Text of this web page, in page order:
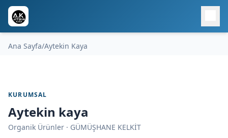
Ana Sayfa/Aytekin Kaya
KURUMSAL
Aytekin kaya
Organik Ürünler · GÜMÜŞHANE KELKİT